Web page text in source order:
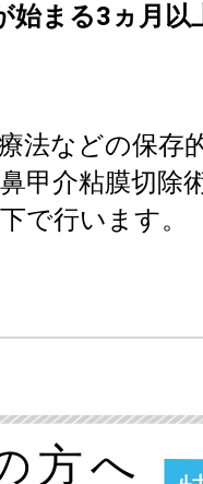
始まる3ヵ月以
法などの保存
甲介粘膜切除
で行います。